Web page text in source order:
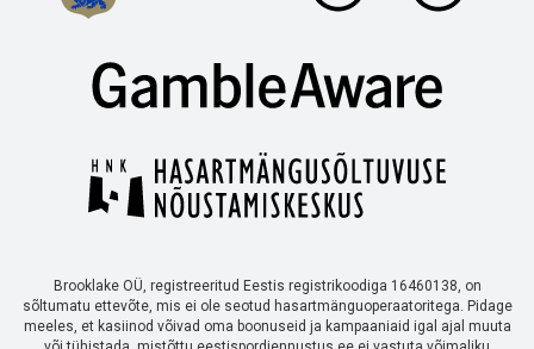
Brooklake OÜ, registreeritud Eestis registrikoodiga 16460138, on
sõltumatu ettevõte, mis ei ole seotud hasartmänguoperaatoritega. Pidage
meeles, et kasiinod võivad oma boonuseid ja kampaaniaid igal ajal muuta